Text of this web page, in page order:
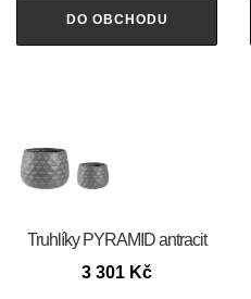
DO OBCHODU
Truhlíky PYRAMID antracit
3 301 Kč